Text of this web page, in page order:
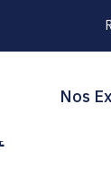
Nos